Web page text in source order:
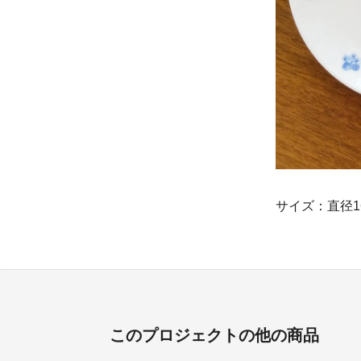
サイズ：直径
このプロジェクトの他の商品